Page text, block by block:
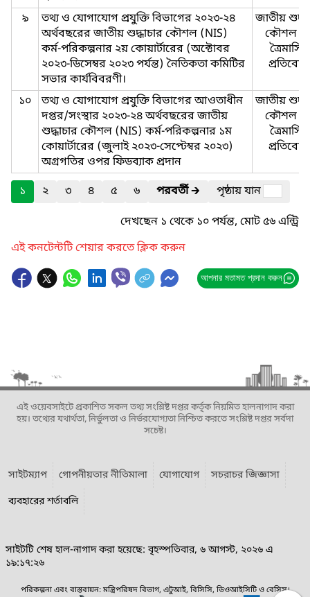
৯
তথ্য ও যোগাযোগ প্রযুক্তি বিভাগের ২০২৩-২৪
অর্থবছরের জাতীয় শুদ্ধাচার কৌশল (NIS)
কর্ম-পরিকল্পনার ২য় কোয়ার্টারের (অক্টোবর
২০২৩-ডিসেম্বর ২০২৩ পর্যন্ত) নৈতিকতা কমিটির
সভার কার্যবিবরণী।
জাতীয়
কৌশল
ত্রৈমাসিক
১০
তথ্য ও যোগাযোগ প্রযুক্তি বিভাগের আওতাধীন
দপ্তর/সংস্থার ২০২৩-২৪ অর্থবছরের জাতীয়
শুদ্ধাচার কৌশল (NIS) কর্ম-পরিকল্পনার ১ম
কোয়ার্টারের (জুলাই ২০২৩-সেপ্টেম্বর ২০২৩)
অগ্রগতির ওপর ফিডব্যাক প্রদান
জাতীয়
কৌশল
ত্রৈমাসিক
১ ২ ৩ ৪ ৫ ৬ পরবর্তী🡲
পৃষ্ঠায় যান
দেখছেন ১ থেকে ১০ পর্যন্ত, মোট ৫৬ এন্ট্রি
এই কনটেন্টটি শেয়ার করতে ক্লিক করুন
আপনার মতামত প্রদান করুন
এই ওয়েবসাইটে প্রকাশিত সকল তথ্য সংশ্লিষ্ট দপ্তর কর্তৃক নিয়মিত হালনাগাদ করা
হয়। তথ্যের যথার্থতা, নির্ভুলতা ও নির্ভরযোগ্যতা নিশ্চিত করতে সংশ্লিষ্ট দপ্তর সর্বদা
সচেষ্ট।
সাইটম্যাপ গোপনীয়তার নীতিমালা যোগাযোগ
সচরাচর জিজ্ঞাসা
ব্যবহারের শর্তাবলি
সাইটটি শেষ হাল-নাগাদ করা হয়েছে: বৃহস্পতিবার, ৬ আগস্ট, ২০২৬ এ
১৯:১৭:২৬
পরিকল্পনা এবং বাস্তবায়ন: মন্ত্রিপরিষদ বিভাগ, এটুআই, বিসিসি, ডিওআইসিটি ও বেসিস।